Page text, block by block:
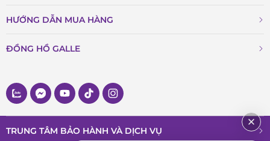
HƯỚNG DẪN MUA HÀNG
ĐỒNG HỒ GALLE
TRUNG TÂM BẢO HÀNH VÀ DỊCH VỤ